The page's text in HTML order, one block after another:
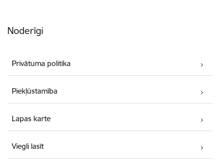
Noderīgi
Privātuma politika
Piekļūstamība
Lapas karte
Viegli lasīt